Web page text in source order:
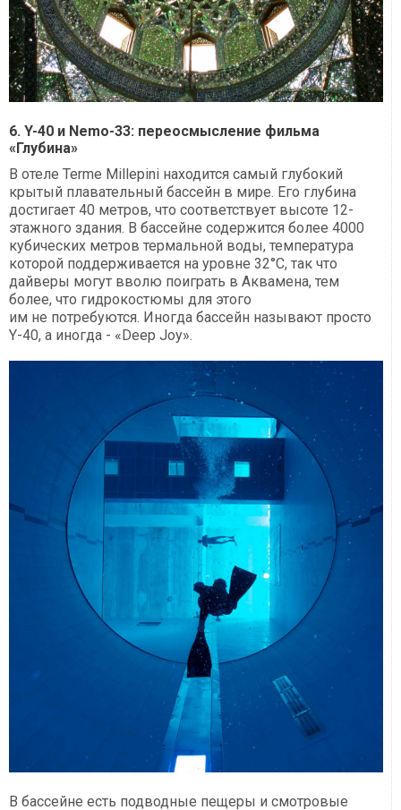
6. Y-40 и Nemo-33: переосмысление фильма
«Глубина»
В отеле Terme Millepini находится самый глубокий
крытый плавательный бассейн в мире. Его глубина
достигает 40 метров, что соответствует высоте 12-
этажного здания. В бассейне содержится более 4000
кубических метров термальной воды, температура
которой поддерживается на уровне 32°С, так что
дайверы могут вволю поиграть в Аквамена, тем
более, что гидрокостюмы для этого
им не потребуются. Иногда бассейн называют просто
Y-40, а иногда - «Deep Joy».
В бассейне есть подводные пещеры и смотровые